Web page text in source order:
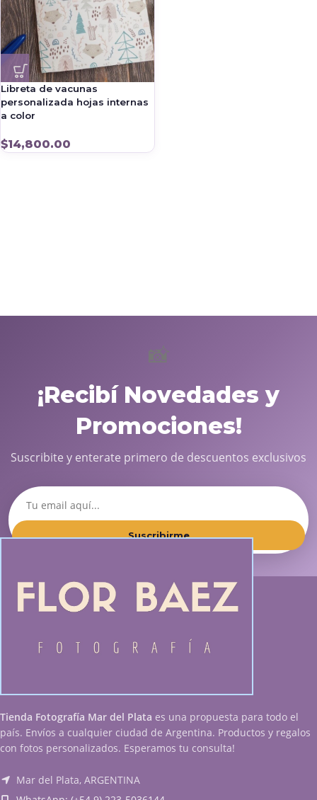
Libreta de vacunas
personalizada hojas internas
a color
$14,800.00
📸
¡Recibí Novedades y
Promociones!
Suscribite y enterate primero de descuentos exclusivos
Suscribirme
Tienda Fotografía Mar del Plata es una propuesta para todo el
país. Envíos a cualquier ciudad de Argentina. Productos y regalos
con fotos personalizados. Esperamos tu consulta!
Mar del Plata, ARGENTINA